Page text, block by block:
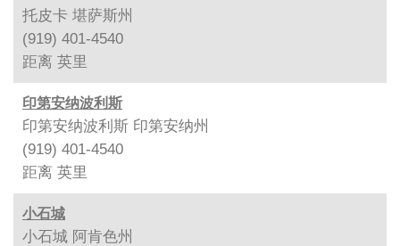
托皮卡 堪萨斯州
(919) 401-4540
距离 英里
印第安纳波利斯
印第安纳波利斯 印第安纳州
(919) 401-4540
距离 英里
小石城
小石城 阿肯色州